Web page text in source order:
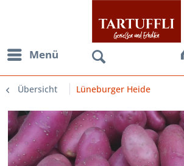
Menü
Übersicht Lüneburger Heide